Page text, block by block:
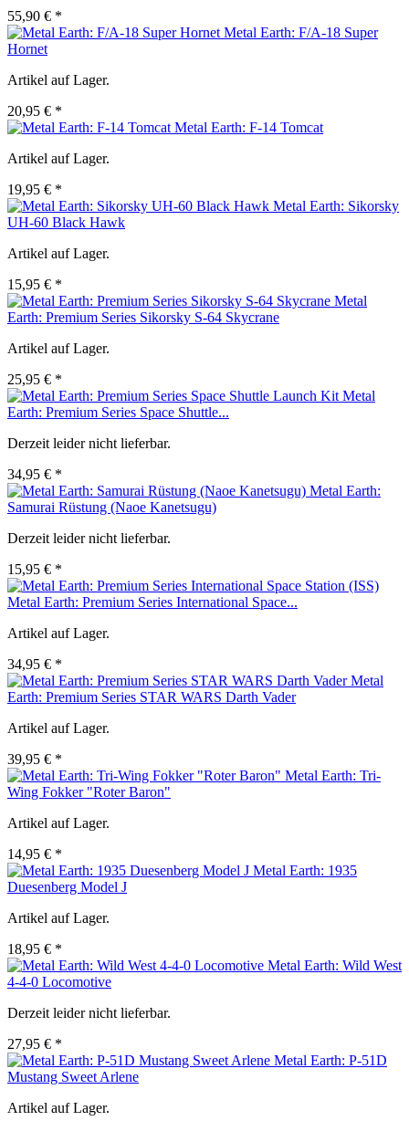
55,90 € *
Metal Earth: F/A-18 Super
Hornet
Artikel auf Lager.
20,95 € *
Metal Earth: F-14 Tomcat
Artikel auf Lager.
19,95 € *
Metal Earth: Sikorsky
UH-60 Black Hawk
Artikel auf Lager.
15,95 € *
Metal
Earth: Premium Series Sikorsky S-64 Skycrane
Artikel auf Lager.
25,95 € *
Metal
Earth: Premium Series Space Shuttle...
Derzeit leider nicht lieferbar.
34,95 € *
Metal Earth:
Samurai Rüstung (Naoe Kanetsugu)
Derzeit leider nicht lieferbar.
15,95 € *
Metal Earth: Premium Series International Space...
Artikel auf Lager.
34,95 € *
Metal
Earth: Premium Series STAR WARS Darth Vader
Artikel auf Lager.
39,95 € *
Metal Earth: Tri-
Wing Fokker "Roter Baron"
Artikel auf Lager.
14,95 € *
Metal Earth: 1935
Duesenberg Model J
Artikel auf Lager.
18,95 € *
Metal Earth: Wild West
4-4-0 Locomotive
Derzeit leider nicht lieferbar.
27,95 € *
Metal Earth: P-51D
Mustang Sweet Arlene
Artikel auf Lager.